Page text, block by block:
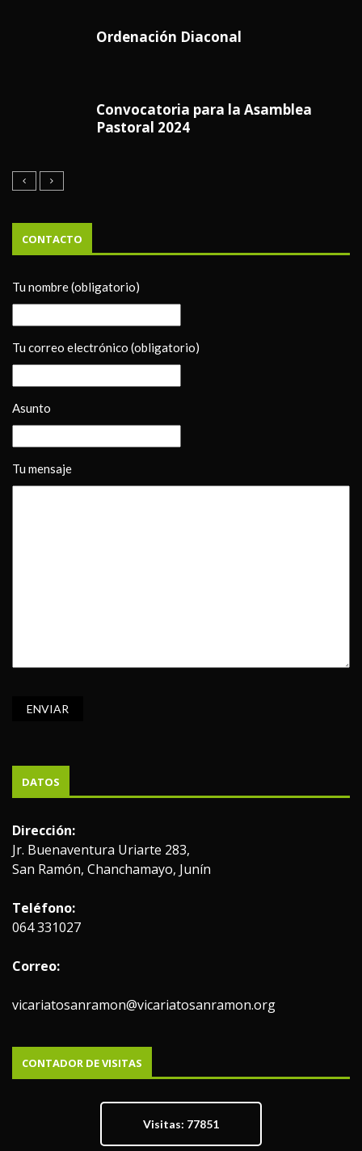
Ordenación Diaconal
Convocatoria para la Asamblea
Pastoral 2024
CONTACTO
Tu nombre (obligatorio)
Tu correo electrónico (obligatorio)
Asunto
Tu mensaje
DATOS
Dirección:
Jr. Buenaventura Uriarte 283,
San Ramón, Chanchamayo, Junín
Teléfono:
064 331027
Correo:
vicariatosanramon@vicariatosanramon.org
CONTADOR DE VISITAS
Visitas: 77851